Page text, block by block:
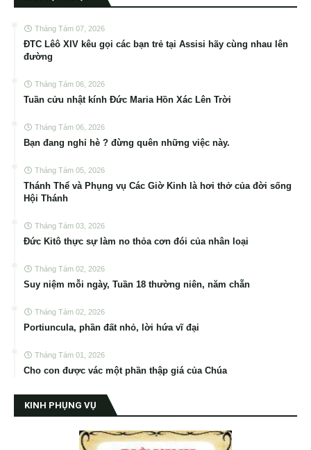
Tháng Tám 07, 2026
ĐTC Lêô XIV kêu gọi các bạn trẻ tại Assisi hãy cùng nhau lên
đường
Tháng Tám 06, 2026
Tuần cửu nhật kính Đức Maria Hồn Xác Lên Trời
Tháng Tám 06, 2026
Bạn đang nghỉ hè ? đừng quên những việc này.
Tháng Tám 05, 2026
Thánh Thể và Phụng vụ Các Giờ Kinh là hơi thở của đời sống
Hội Thánh
Tháng Tám 03, 2026
Đức Kitô thực sự làm no thỏa cơn đói của nhân loại
Tháng Tám 02, 2026
Suy niệm mỗi ngày, Tuần 18 thường niên, năm chẵn
Tháng Tám 02, 2026
Portiuncula, phần đất nhỏ, lời hứa vĩ đại
Tháng Tám 01, 2026
Cho con được vác một phần thập giá của Chúa
KINH PHỤNG VỤ